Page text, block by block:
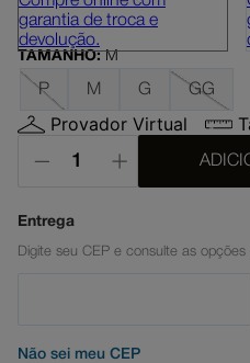
TAMANHO: M
P M G GG
Provador Virtual
Não sei meu CEP